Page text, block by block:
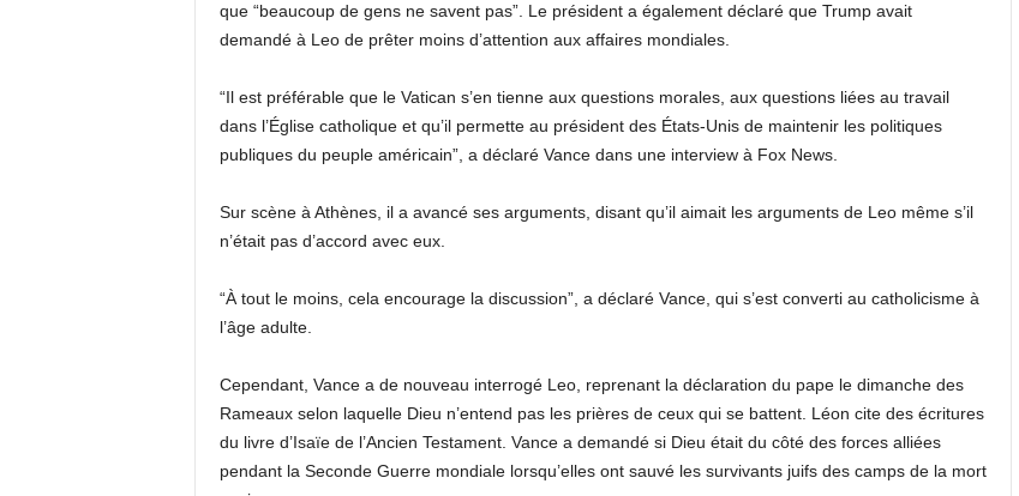
que “beaucoup de gens ne savent pas”. Le président a également déclaré que Trump avait
demandé à Leo de prêter moins d’attention aux affaires mondiales.
“Il est préférable que le Vatican s’en tienne aux questions morales, aux questions liées au travail
dans l’Église catholique et qu’il permette au président des États-Unis de maintenir les politiques
publiques du peuple américain”, a déclaré Vance dans une interview à Fox News.
Sur scène à Athènes, il a avancé ses arguments, disant qu’il aimait les arguments de Leo même s’il
n’était pas d’accord avec eux.
“À tout le moins, cela encourage la discussion”, a déclaré Vance, qui s’est converti au catholicisme à
l’âge adulte.
Cependant, Vance a de nouveau interrogé Leo, reprenant la déclaration du pape le dimanche des
Rameaux selon laquelle Dieu n’entend pas les prières de ceux qui se battent. Léon cite des écritures
du livre d’Isaïe de l’Ancien Testament. Vance a demandé si Dieu était du côté des forces alliées
pendant la Seconde Guerre mondiale lorsqu’elles ont sauvé les survivants juifs des camps de la mort